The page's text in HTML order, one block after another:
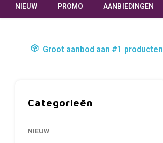
NIEUW PROMO AANBIEDINGEN
Groot aanbod aan #1 producten
Categorieën
NIEUW